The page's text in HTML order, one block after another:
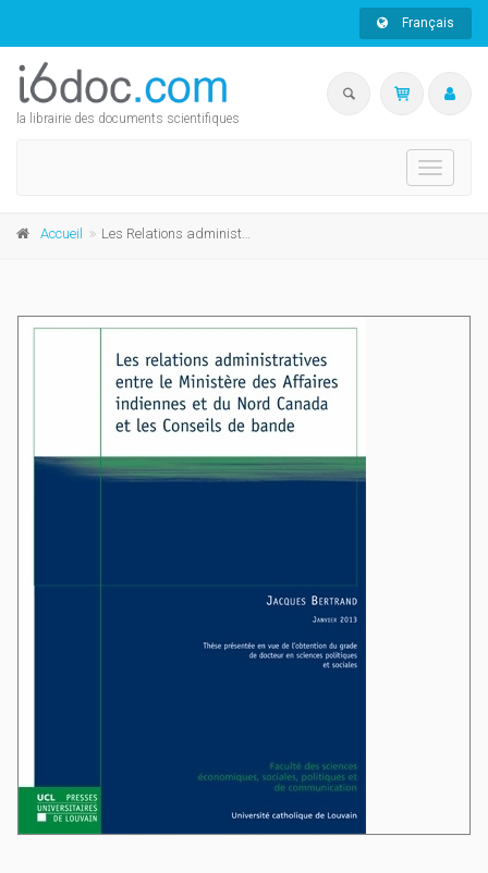
Français
la librairie des documents scientifiques
Toggle
Accueil Les Relations administratives entre le Ministère des Affaires indiennes et du Nord Canada et les Conseils de bande